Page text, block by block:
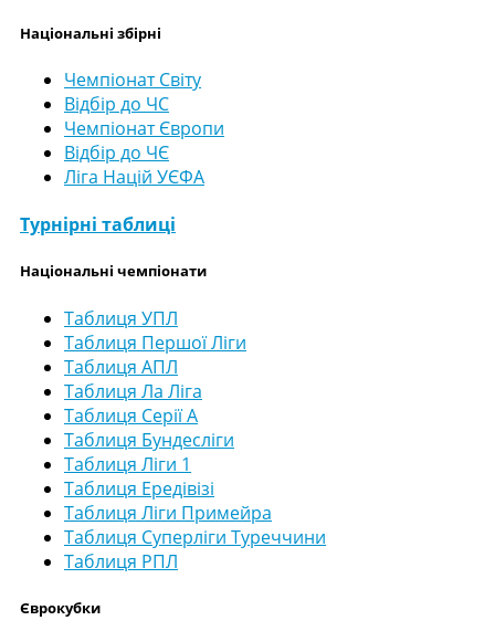
Національні збірні
Чемпіонат Світу
Відбір до ЧС
Чемпіонат Європи
Відбір до ЧЄ
Ліга Націй УЄФА
Турнірні таблиці
Національні чемпіонати
Таблиця УПЛ
Таблиця Першої Ліги
Таблиця АПЛ
Таблиця Ла Ліга
Таблиця Серії А
Таблиця Бундесліги
Таблиця Ліги 1
Таблиця Ередівізі
Таблиця Ліги Примейра
Таблиця Суперліги Туреччини
Таблиця РПЛ
Єврокубки